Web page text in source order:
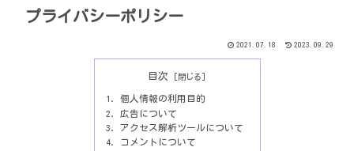
プライバシーポリシー
2021.07.18 2023.09.29
目次
個人情報の利用目的
広告について
アクセス解析ツールについて
コメントについて